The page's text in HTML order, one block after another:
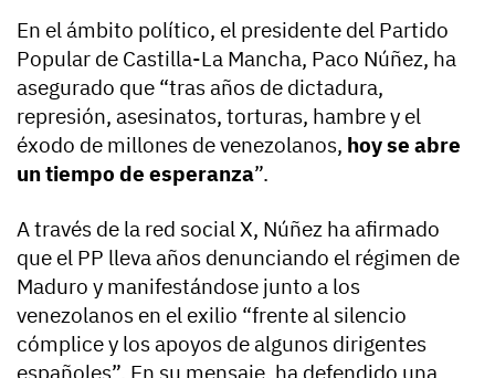
En el ámbito político, el presidente del Partido
Popular de Castilla-La Mancha, Paco Núñez, ha
asegurado que “tras años de dictadura,
represión, asesinatos, torturas, hambre y el
éxodo de millones de venezolanos, hoy se abre
un tiempo de esperanza”.
A través de la red social X, Núñez ha afirmado
que el PP lleva años denunciando el régimen de
Maduro y manifestándose junto a los
venezolanos en el exilio “frente al silencio
cómplice y los apoyos de algunos dirigentes
españoles”. En su mensaje, ha defendido una